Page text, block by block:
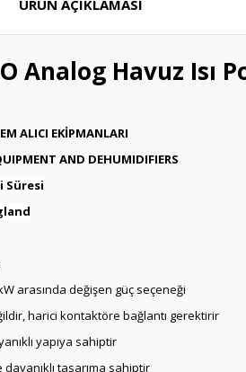
ÜRÜN AÇIKLAMASI
Analog Havuz Isı
­ALICI ­EKİPMANLARI
AND DEHUMIDIFIERS
Süresi
arasında değişen güç seçeneği
harici kontaktöre bağlantı gerektirir
yapıya sahiptir
dayanıklı tasarıma sahiptir